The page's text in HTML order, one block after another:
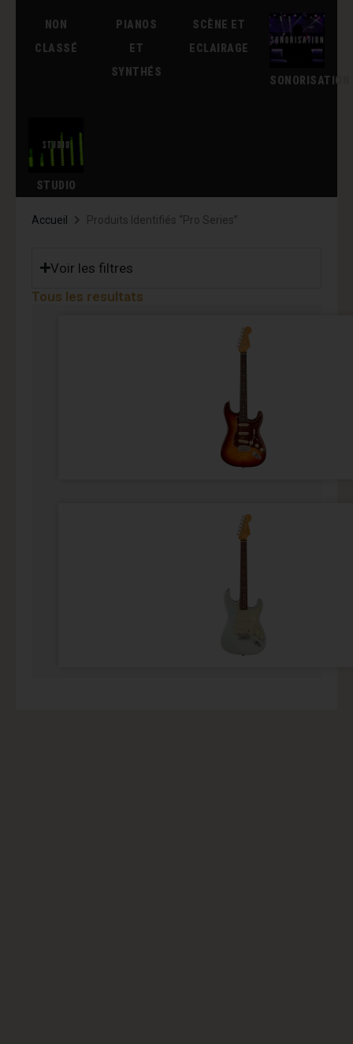
NON
CLASSÉ
PIANOS
ET
SYNTHÉS
SCÈNE ET
ECLAIRAGE
SONORISATION
STUDIO
Accueil Produits Identifiés “Pro Series”
Voir les filtres
Tous les resultats